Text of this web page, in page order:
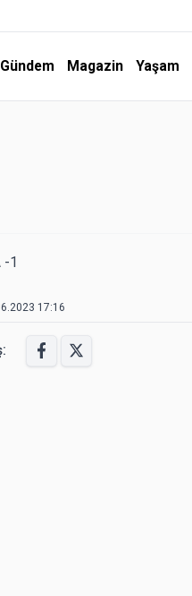
Gündem Magazin Yaşam
-1
17:16